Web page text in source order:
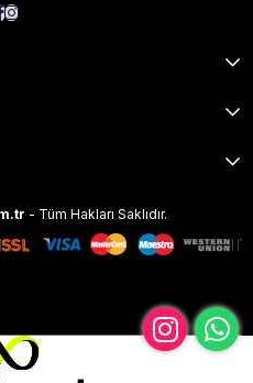
- Tüm Hakları Saklıdır.